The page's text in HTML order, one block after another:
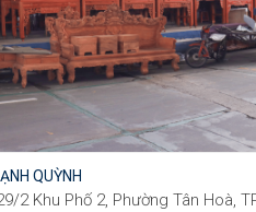
trí gian hàng: Khu B1-1 Cổng
Nội Thất Gỗ Tây - Tavico Hố
QUỲNH
2 Khu Phố 2, Phường Tân Hoà,